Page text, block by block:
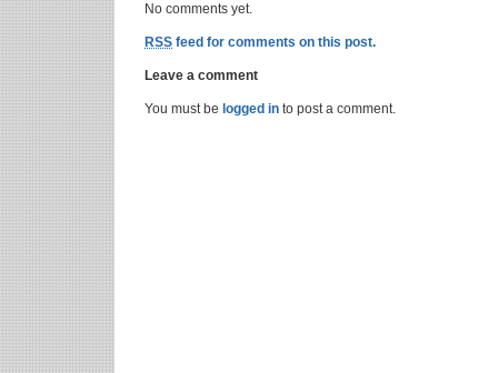
No comments yet.
RSS feed for comments on this post.
Leave a comment
You must be logged in to post a comment.